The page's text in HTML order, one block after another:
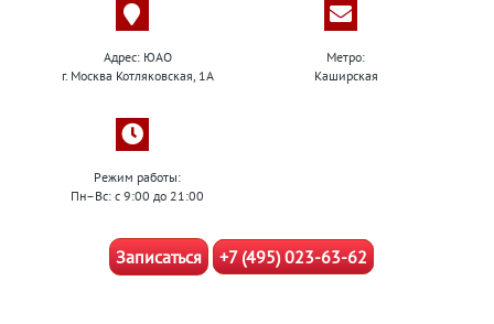
Адрес: ЮАО
г. Москва Котляковская, 1А
Метро:
Каширская
Режим работы:
Пн–Вс: с 9:00 до 21:00
Записаться +7 (495) 023-63-62